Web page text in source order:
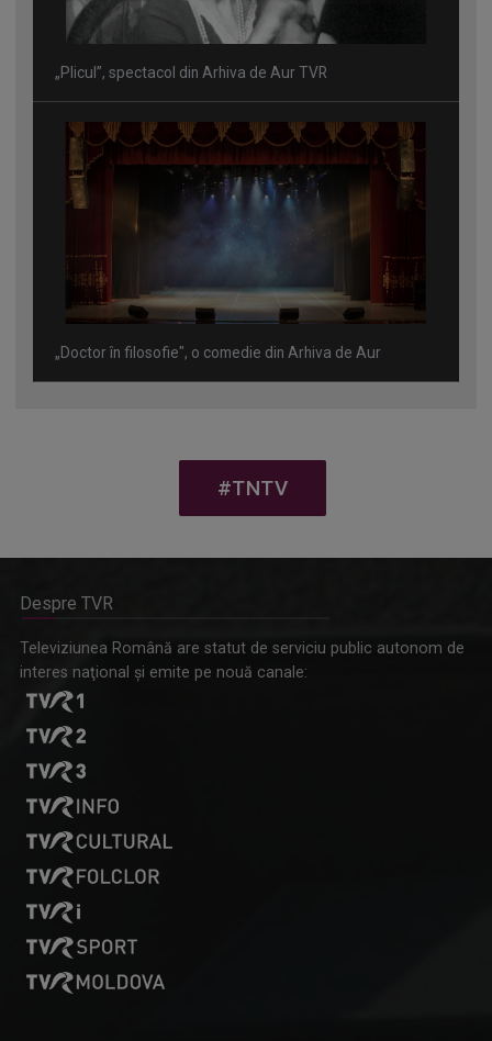
„Plicul”, spectacol din Arhiva de Aur TVR
„Doctor în filosofie", o comedie din Arhiva de Aur
prin piesa „Ultima oră”, o montare de colecție, din 1979
#TNTV
Despre TVR
Televiziunea Română are statut de serviciu public autonom de
interes naţional şi emite pe nouă canale: